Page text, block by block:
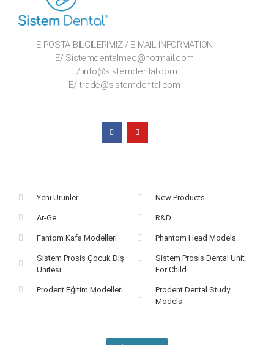
E-POSTA BİLGİLERİMİZ / E-MAIL INFORMATION
E/ Sistemdentalmed@hotmail.com
E/ info@sistemdental.com
E/ trade@sistemdental.com
Yeni Ürünler
Ar-Ge
Fantom Kafa Modelleri
Sistem Prosis Çocuk Diş
Ünitesi
Prodent Eğitim Modelleri
New Products
R&D
Phantom Head Models
Sistem Prosis Dental Unit
For Child
Prodent Dental Study
Models